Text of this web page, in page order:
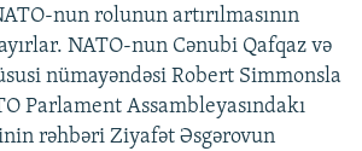
nun rolunun artırılmasının
NATO-nun Cənubi Qafqaz və
nümayəndəsi Robert Simmonsla
Parlament Assambleyasındakı
rəhbəri Ziyafət Əsgərovun